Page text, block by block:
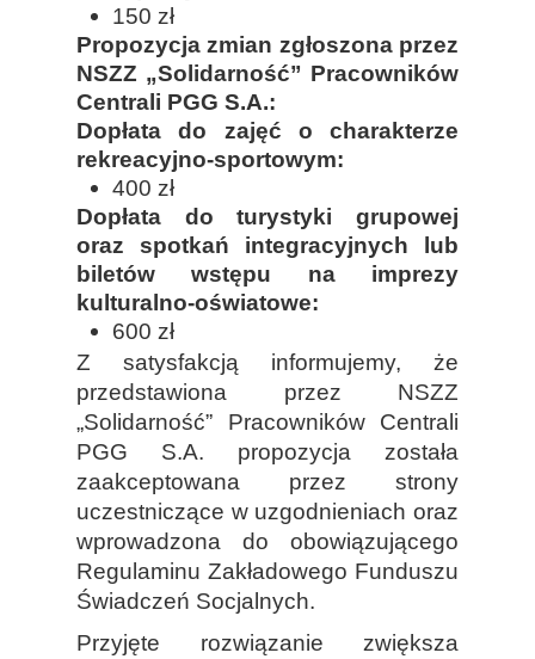
150 zł
Propozycja zmian zgłoszona przez
NSZZ „Solidarność” Pracowników
Centrali PGG S.A.:
Dopłata do zajęć o charakterze
rekreacyjno-sportowym:
400 zł
Dopłata do turystyki grupowej
oraz spotkań integracyjnych lub
biletów wstępu na imprezy
kulturalno-oświatowe:
600 zł
Z satysfakcją informujemy, że
przedstawiona przez NSZZ
„Solidarność” Pracowników Centrali
PGG S.A. propozycja została
zaakceptowana przez strony
uczestniczące w uzgodnieniach oraz
wprowadzona do obowiązującego
Regulaminu Zakładowego Funduszu
Świadczeń Socjalnych.
Przyjęte rozwiązanie zwiększa